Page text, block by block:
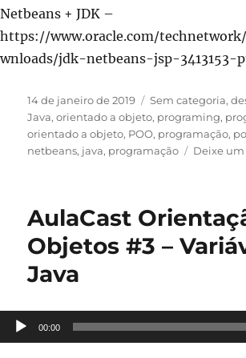
Netbeans + JDK –
https://www.oracle.com/
wnloads/jdk-netbeans-jsp-3413153-
Publicado
em
14 de janeiro de 2019 Categorias
Sem categoria,
Java,orientado a objeto, programing,
orientado a objeto, POO, programação,
netbeans, java, programação Deixe
AulaCast
Objetos #3 –
Java
Tocador
de
00:00